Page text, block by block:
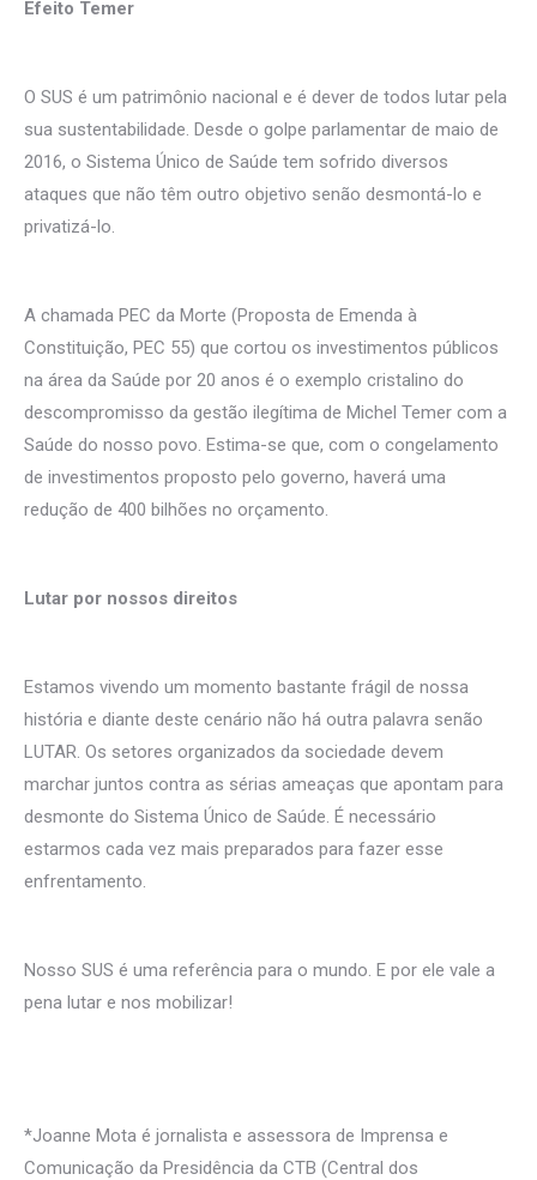
Efeito Temer
O SUS é um patrimônio nacional e é dever de todos lutar pela
sua sustentabilidade. Desde o golpe parlamentar de maio de
2016, o Sistema Único de Saúde tem sofrido diversos
ataques que não têm outro objetivo senão desmontá-lo e
privatizá-lo.
A chamada PEC da Morte (Proposta de Emenda à
Constituição, PEC 55) que cortou os investimentos públicos
na área da Saúde por 20 anos é o exemplo cristalino do
descompromisso da gestão ilegítima de Michel Temer com a
Saúde do nosso povo. Estima-se que, com o congelamento
de investimentos proposto pelo governo, haverá uma
redução de 400 bilhões no orçamento.
Lutar por nossos direitos
Estamos vivendo um momento bastante frágil de nossa
história e diante deste cenário não há outra palavra senão
LUTAR. Os setores organizados da sociedade devem
marchar juntos contra as sérias ameaças que apontam para
desmonte do Sistema Único de Saúde. É necessário
estarmos cada vez mais preparados para fazer esse
enfrentamento.
Nosso SUS é uma referência para o mundo. E por ele vale a
pena lutar e nos mobilizar!
*Joanne Mota é jornalista e assessora de Imprensa e
Comunicação da Presidência da CTB (Central dos